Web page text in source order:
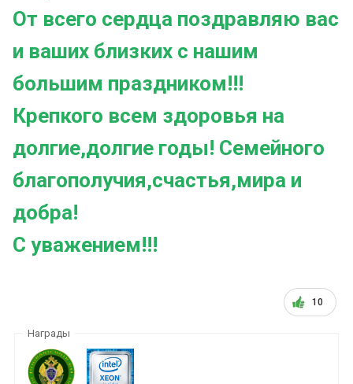
От всего сердца поздравляю вас
и ваших близких с нашим
большим праздником!!!
Крепкого всем здоровья на
долгие,долгие годы! Семейного
благополучия,счастья,мира и
добра!
С уважением!!!
10
Награды